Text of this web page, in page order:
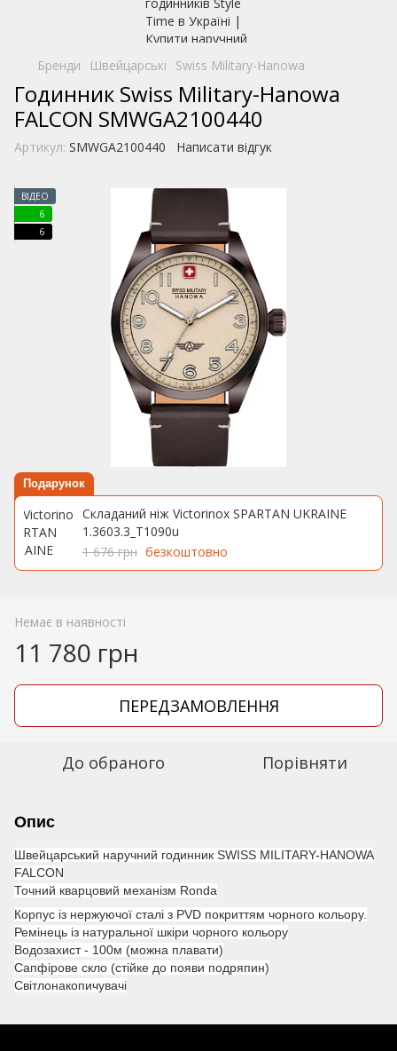
Бренди Швейцарські Swiss Military-Hanowa
Годинник Swiss Military-Hanowa
FALCON SMWGA2100440
Артикул: SMWGA2100440 Написати відгук
ВІДЕО
6
6
Подарунок
Складаний ніж Victorinox SPARTAN UKRAINE
1.3603.3_T1090u
1 676 грн безкоштовно
Немає в наявності
11 780 грн
ПЕРЕДЗАМОВЛЕННЯ
До обраного Порівняти
Опис
Швейцарський наручний годинник SWISS MILITARY-HANOWA
FALCON
Точний кварцовий механізм Ronda
Корпус із нержуючої сталі з PVD покриттям чорного кольору.
Ремінець із натуральної шкіри чорного кольору
Водозахист - 100м (можна плавати)
Сапфірове скло (стійке до появи подряпин)
Світлонакопичувачі